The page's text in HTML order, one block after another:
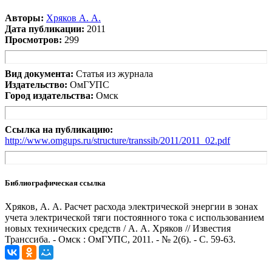
Авторы: Хряков А. А.
Дата публикации: 2011
Просмотров: 299
Вид документа: Статья из журнала
Издательство: ОмГУПС
Город издательства: Омск
Ссылка на публикацию:
http://www.omgups.ru/structure/transsib/2011/2011_02.pdf
Библиографическая ссылка
Хряков, А. А. Расчет расхода электрической энергии в зонах
учета электрической тяги постоянного тока с использованием
новых технических средств / А. А. Хряков // Известия
Транссиба. - Омск : ОмГУПС, 2011. - № 2(6). - С. 59-63.